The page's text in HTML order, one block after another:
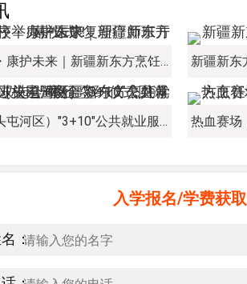
新程启序・康护未来｜新疆新东方烹饪学校举办中医康复理疗师班开幕仪式！
经开区（头屯河区）"3+10"公共就业服务进校园暨新疆新东方烹饪学校人才双选会+校企签约仪式圆满举行
入学报名/学费获取
：